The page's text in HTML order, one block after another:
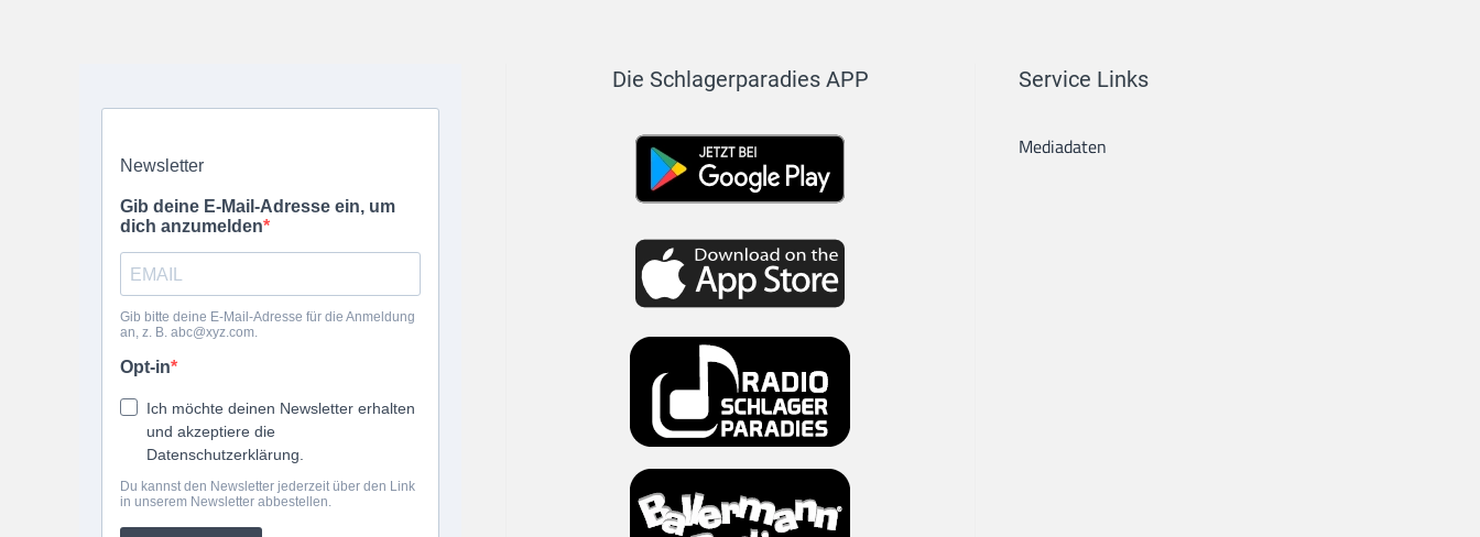
Die Schlagerparadies APP Service Links
Mediadaten